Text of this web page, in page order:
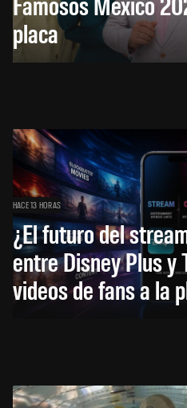
placa
HACE 13 HORAS
¿El futuro del
entre Disney Plus y
videos de fans a la